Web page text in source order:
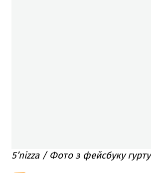
5’nizza / Фото з фейсбуку гурту